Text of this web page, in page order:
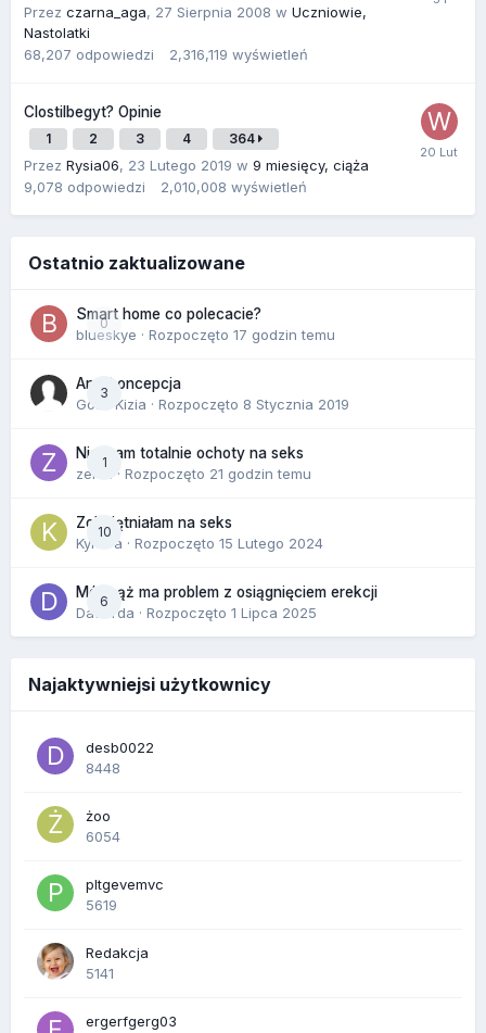
Przez czarna_aga, 27 Sierpnia 2008 w Uczniowie,
Nastolatki
68,207 odpowiedzi 2,316,119 wyświetleń
Clostilbegyt? Opinie
1 2 3 4 364
Przez Rysia06, 23 Lutego 2019 w 9 miesięcy, ciąża
9,078 odpowiedzi 2,010,008 wyświetleń
Ostatnio zaktualizowane
0
Smart home co polecacie?
blueskye · Rozpoczęto 17 godzin temu
3
Antykoncepcja
Gość Kizia · Rozpoczęto 8 Stycznia 2019
1
Nie mam totalnie ochoty na seks
zenla
· Rozpoczęto 21 godzin temu
10
Zobojętniałam na seks
Kynara · Rozpoczęto 15 Lutego 2024
6
Mój mąż ma problem z osiągnięciem erekcji
Dafiorda · Rozpoczęto 1 Lipca 2025
Najaktywniejsi użytkownicy
desb0022
8448
żoo
6054
pltgevemvc
5619
Redakcja
5141
ergerfgerg03